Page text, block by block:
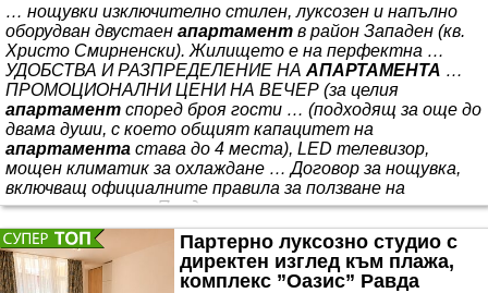
… нощувки изключително стилен, луксозен и напълно
оборудван двустаен апартамент в район Западен (кв.
Христо Смирненски). Жилището е на перфектна …
УДОБСТВА И РАЗПРЕДЕЛЕНИЕ НА АПАРТАМЕНТА …
ПРОМОЦИОНАЛНИ ЦЕНИ НА ВЕЧЕР (за целия
апартамент според броя гости … (подходящ за още до
двама души, с което общият капацитет на
апартамента става до 4 места), LED телевизор,
мощен климатик за охлаждане … Договор за нощувка,
включващ официалните правила за ползване на
апартамента… Предлагаме за краткосрочен наем,
бизнес пътувания, задочници, фирмени настанявания и
*** локация в близост до парк „Отдих и култура“, ДО
Гребна База
Партерно луксозно студио с
директен изглед към плажа,
комплекс ”Оазис” Равда